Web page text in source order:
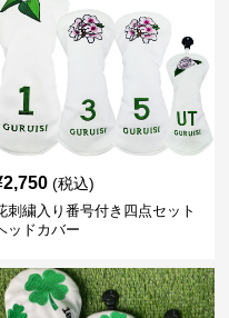
2,750 (税込)
刺繍入り番号付き四点セット
ッドカバー